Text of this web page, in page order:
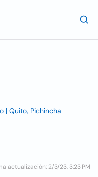
| Quito, Pichincha
actualización: 2/3/23, 3:23 PM